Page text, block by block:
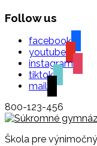
Follow us
facebook
youtube
instagram
tiktok
mail
800-123-456
Škola pre